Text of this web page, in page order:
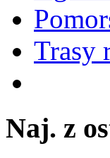
Trasy
Naj. z